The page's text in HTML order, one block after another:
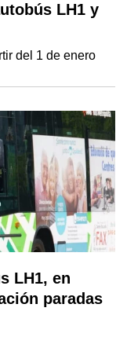
LH1 y
del 1 de enero
LH1, en
paradas